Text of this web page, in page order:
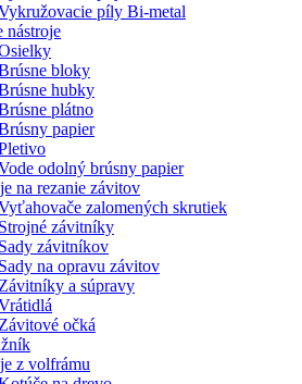
píly Bi-metal
nástroje
bloky
hubky
plátno
papier
odolný brúsny papier
na rezanie závitov
zalomených skrutiek
Strojné závitníky
Sady závitníkov
Sady na opravu závitov
Závitníky a súpravy
Závitové očká
z volfrámu